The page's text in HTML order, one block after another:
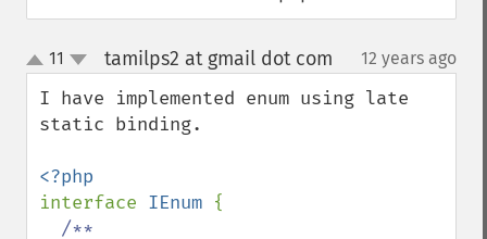
up
down
11 tamilps2 at gmail dot com 12 years ago
I have implemented enum using late
static binding.
interface IEnum {
/**